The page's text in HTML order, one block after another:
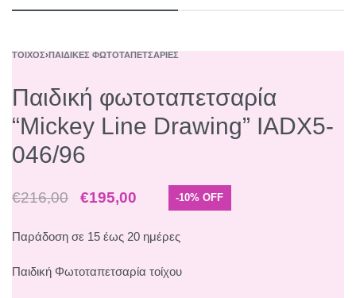
ΤΟΊΧΟΣ›ΠΑΙΔΙΚΈΣ ΦΩΤΟΤΑΠΕΤΣΑΡΊΕΣ
Παιδική φωτοταπετσαρία
“Mickey Line Drawing” IADX5-
046/96
€216,00 €195,00 -10% OFF
Παράδοση σε 15 έως 20 ημέρες
Παιδική Φωτοταπετσαρία τοίχου